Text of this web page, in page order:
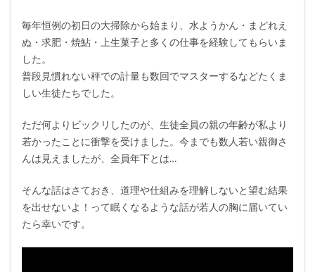
毎年恒例の初日の大掃除から始まり、水ようかん・まどれえ
ぬ・求肥・焼鮎・上生菓子と多くの仕事を経験してもらいま
した。
普段見慣れない秤での計量も数回でマスターするなどたくま
しい生徒たちでした。
ただ何よりビックリしたのが、生徒全員の親の年齢が私より
若かったことに衝撃を受けました。今までも数人若い親御さ
んは見えましたが、全員年下とは…
そんな話はさておき、道理や仕組みを理解しないと望む結果
を出せないよ！って眠くなるような話が若人の胸に届いてい
たら幸いです。